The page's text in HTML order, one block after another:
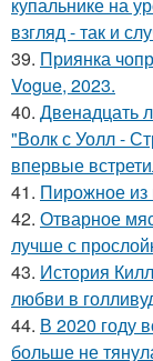
взгляд - так и
39. Приянка
Vogue, 2023.
40. Двенадцать
"Волк с Уолл -
впервые
41. Пирожное из
42. Отварное
лучше с
43. История
любви в
44. В 2020 году
больше не